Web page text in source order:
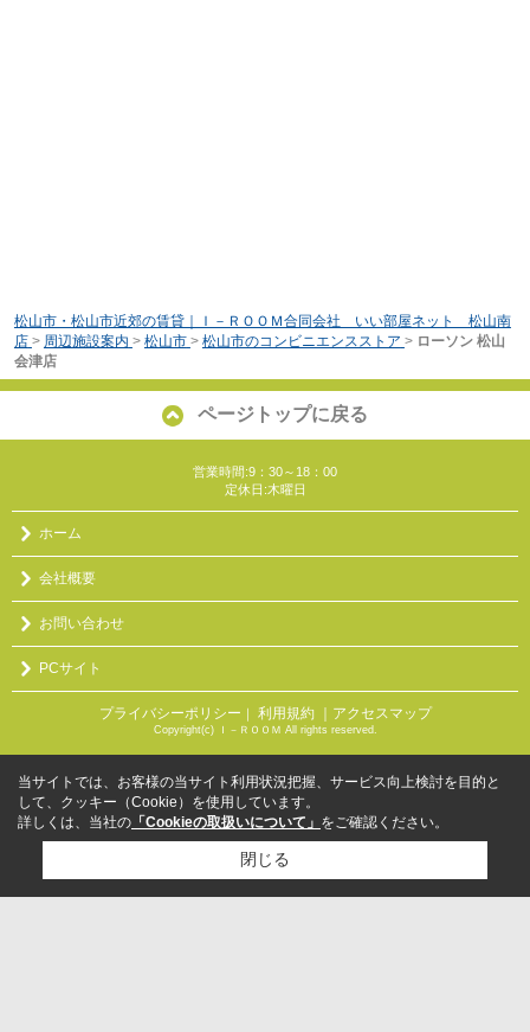
松山市・松山市近郊の賃貸｜Ｉ－ＲＯＯＭ合同会社 いい部屋ネット 松山南
店 > 周辺施設案内 > 松山市 > 松山市のコンビニエンスストア > ローソン 松山
会津店
ページトップに戻る
営業時間:9：30～18：00
定休日:木曜日
ホーム
会社概要
お問い合わせ
PCサイト
プライバシーポリシー ｜ 利用規約 ｜アクセスマップ
Copyright(c) Ｉ－ＲＯＯＭ All rights reserved.
当サイトでは、お客様の当サイト利用状況把握、サービス向上検討を目的と
して、クッキー（Cookie）を使用しています。
詳しくは、当社の 「Cookieの取扱いについて」 をご確認ください。
閉じる